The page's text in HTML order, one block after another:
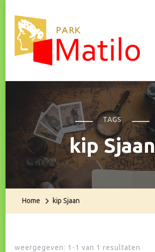
Park Matilo
TAGS
kip Sjaan
Home kip Sjaan
weergegeven: 1-1 van 1 resultaten